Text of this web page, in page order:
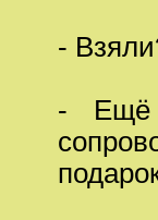
-
- Ещё